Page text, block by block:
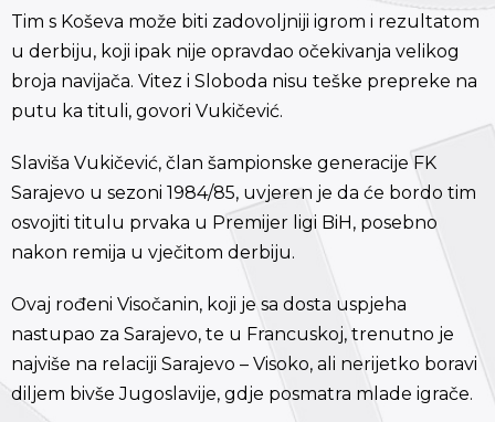
Tim s Koševa može biti zadovoljniji igrom i rezultatom
u derbiju, koji ipak nije opravdao očekivanja velikog
broja navijača. Vitez i Sloboda nisu teške prepreke na
putu ka tituli, govori Vukičević.
Slaviša Vukičević, član šampionske generacije FK
Sarajevo u sezoni 1984/85, uvjeren je da će bordo tim
osvojiti titulu prvaka u Premijer ligi BiH, posebno
nakon remija u vječitom derbiju.
Ovaj rođeni Visočanin, koji je sa dosta uspjeha
nastupao za Sarajevo, te u Francuskoj, trenutno je
najviše na relaciji Sarajevo – Visoko, ali nerijetko boravi
diljem bivše Jugoslavije, gdje posmatra mlade igrače.